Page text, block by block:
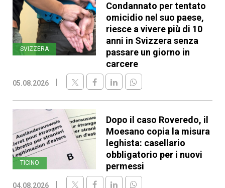
SVIZZERA
Condannato per tentato
omicidio nel suo paese,
riesce a vivere più di 10
anni in Svizzera senza
passare un giorno in
carcere
05.08.2026
TICINO
Dopo il caso Roveredo, il
Moesano copia la misura
leghista: casellario
obbligatorio per i nuovi
permessi
04.08.2026